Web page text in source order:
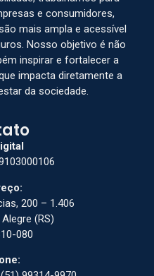
e consumidores,
mais ampla e acessível
Nosso objetivo é não
inspirar e fortalecer a
impacta diretamente a
da sociedade.
200 – 1.406
(RS)
080